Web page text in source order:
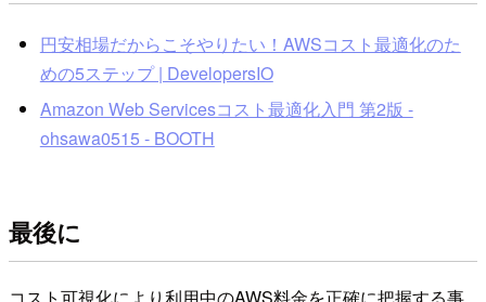
円安相場だからこそやりたい！AWSコスト最適化のた
めの5ステップ | DevelopersIO
Amazon Web Servicesコスト最適化入門 第2版 -
ohsawa0515 - BOOTH
最後に
コスト可視化により利用中のAWS料金を正確に把握する事